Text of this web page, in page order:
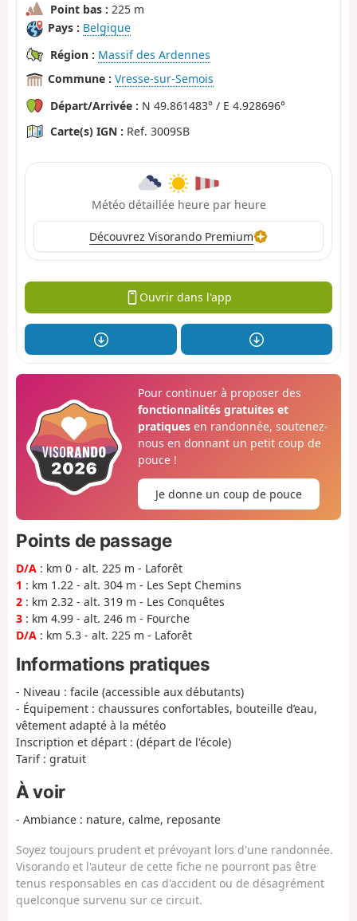
Point bas : 225 m
Pays : Belgique
Région : Massif des Ardennes
Commune : Vresse-sur-Semois
Départ/Arrivée : N 49.861483° / E 4.928696°
Carte(s) IGN : Ref. 3009SB
Météo détaillée heure par heure
Découvrez Visorando Premium
Ouvrir dans l'app
Pour continuer à proposer des
fonctionnalités gratuites et
pratiquesen randonnée, soutenez-
nous en donnant un petit coup de
pouce !
Je donne un coup de pouce
Points de passage
D/A : km 0 - alt. 225 m - Laforêt
1 : km 1.22 - alt. 304 m - Les Sept Chemins
2 : km 2.32 - alt. 319 m - Les Conquêtes
3 : km 4.99 - alt. 246 m - Fourche
D/A : km 5.3 - alt. 225 m - Laforêt
Informations pratiques
- Niveau : facile (accessible aux débutants)
- Équipement : chaussures confortables, bouteille d’eau,
vêtement adapté à la météo
Inscription et départ : (départ de l'école)
Tarif : gratuit
À voir
- Ambiance : nature, calme, reposante
Soyez toujours prudent et prévoyant lors d'une randonnée.
Visorando et l'auteur de cette fiche ne pourront pas être
tenus responsables en cas d'accident ou de désagrément
quelconque survenu sur ce circuit.